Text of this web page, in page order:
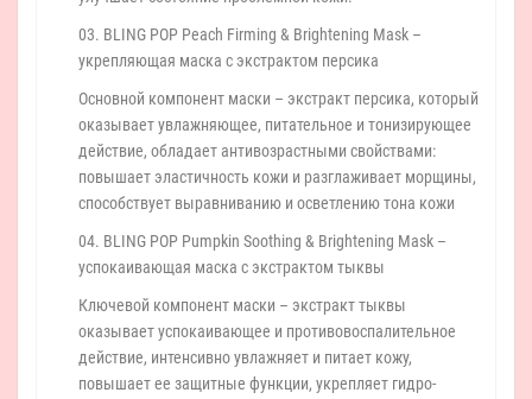
03. BLING POP Peach Firming & Brightening Mask –
укрепляющая маска с экстрактом персика
Основной компонент маски – экстракт персика, который
оказывает увлажняющее, питательное и тонизирующее
действие, обладает антивозрастными свойствами:
повышает эластичность кожи и разглаживает морщины,
способствует выравниванию и осветлению тона кожи
04. BLING POP Pumpkin Soothing & Brightening Mask –
успокаивающая маска с экстрактом тыквы
Ключевой компонент маски – экстракт тыквы
оказывает успокаивающее и противовоспалительное
действие, интенсивно увлажняет и питает кожу,
повышает ее защитные функции, укрепляет гидро-